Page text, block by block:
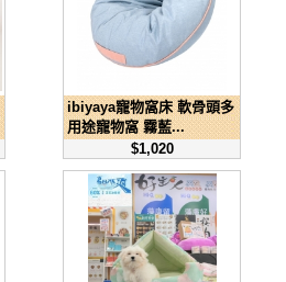
ibiyaya寵物窩床 軟骨頭多
用途寵物窩 霧藍...
$1,020